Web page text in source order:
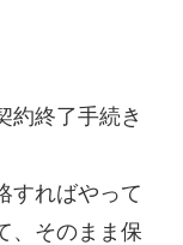
約終了手続き
すればやって
、そのまま保